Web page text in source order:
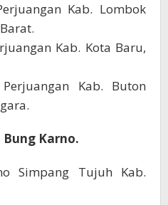
Kab. Lombok
Kab. Kota Baru,
Kab. Buton
Karno.
Simpang Tujuh Kab.